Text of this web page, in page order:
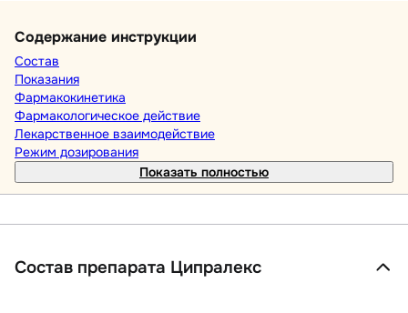
Содержание инструкции
Состав
Показания
Фармакокинетика
Фармакологическое действие
Лекарственное взаимодействие
Режим дозирования
Показать полностью
Состав препарата Ципралекс